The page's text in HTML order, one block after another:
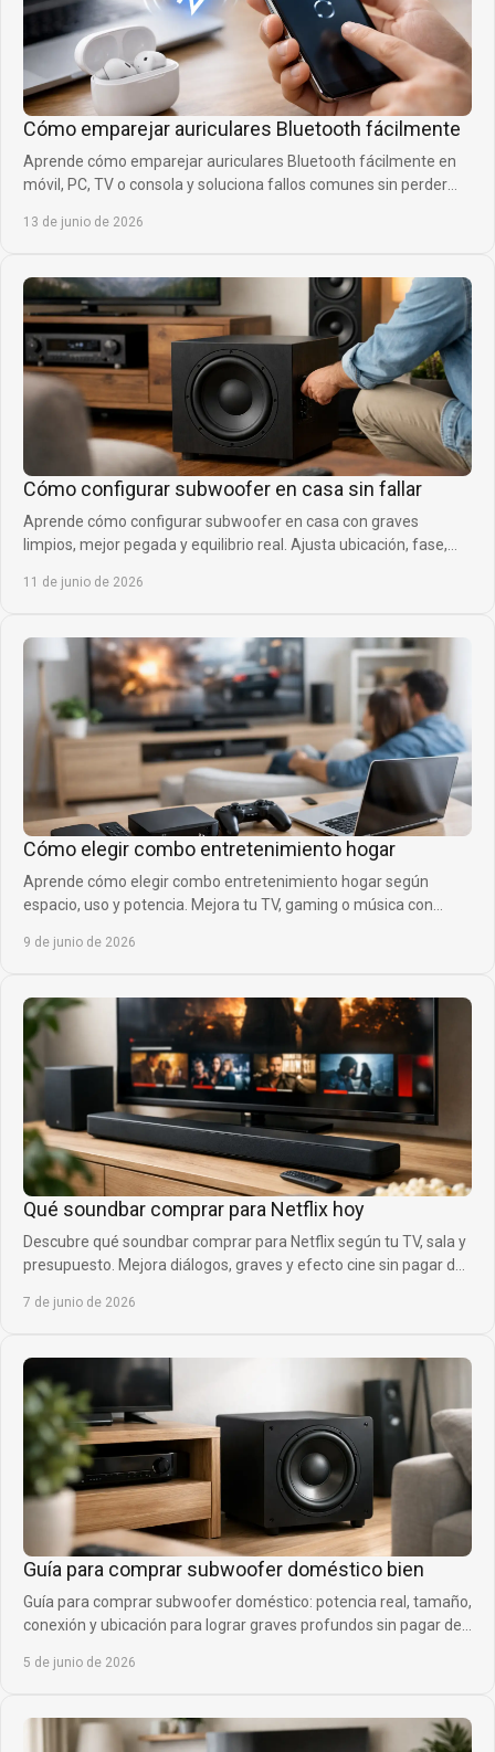
Cómo emparejar auriculares Bluetooth fácilmente
Aprende cómo emparejar auriculares Bluetooth fácilmente en
móvil, PC, TV o consola y soluciona fallos comunes sin perder
13 de junio de 2026
Cómo configurar subwoofer en casa sin fallar
Aprende cómo configurar subwoofer en casa con graves
limpios, mejor pegada y equilibrio real. Ajusta ubicación, fase,
11 de junio de 2026
Cómo elegir combo entretenimiento hogar
Aprende cómo elegir combo entretenimiento hogar según
espacio, uso y potencia. Mejora tu TV, gaming o música con
9 de junio de 2026
Qué soundbar comprar para Netflix hoy
Descubre qué soundbar comprar para Netflix según tu TV, sala y
presupuesto. Mejora diálogos, graves y efecto cine sin pagar de
7 de junio de 2026
Guía para comprar subwoofer doméstico bien
Guía para comprar subwoofer doméstico: potencia real, tamaño,
conexión y ubicación para lograr graves profundos sin pagar de
5 de junio de 2026